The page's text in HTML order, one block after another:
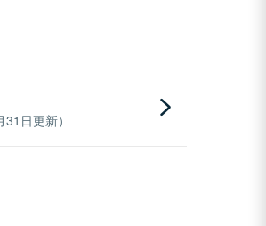
日更新）